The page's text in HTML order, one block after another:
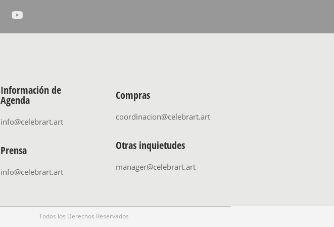
Información de
Agenda
info@celebrart.art
Prensa
info@celebrart.art
Compras
coordinacion@celebrart.art
Otras inquietudes
manager@celebrart.art
Todos los Derechos Reservados